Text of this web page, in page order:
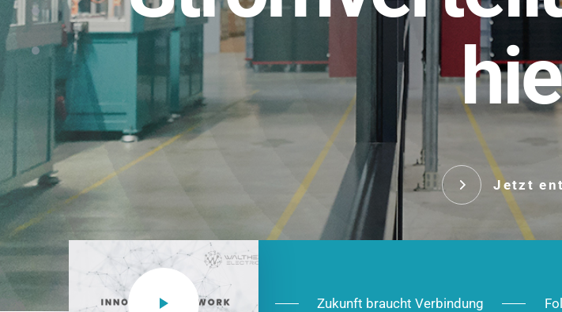
Jetzt
NEO CEE: Energieverteilung mit System. Robust im Alltag,
effizient in der Installation, zukunftsfähig im Ausbau.
Zukunft braucht Verbindung